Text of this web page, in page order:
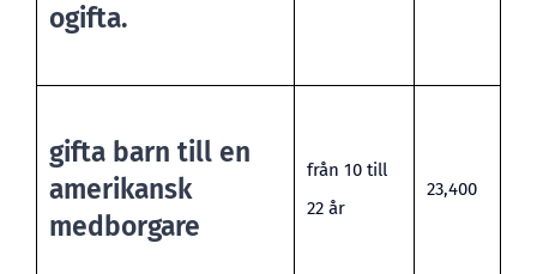
ogifta.
gifta barn till en
amerikansk
medborgare
från 10 till
22 år
23,400